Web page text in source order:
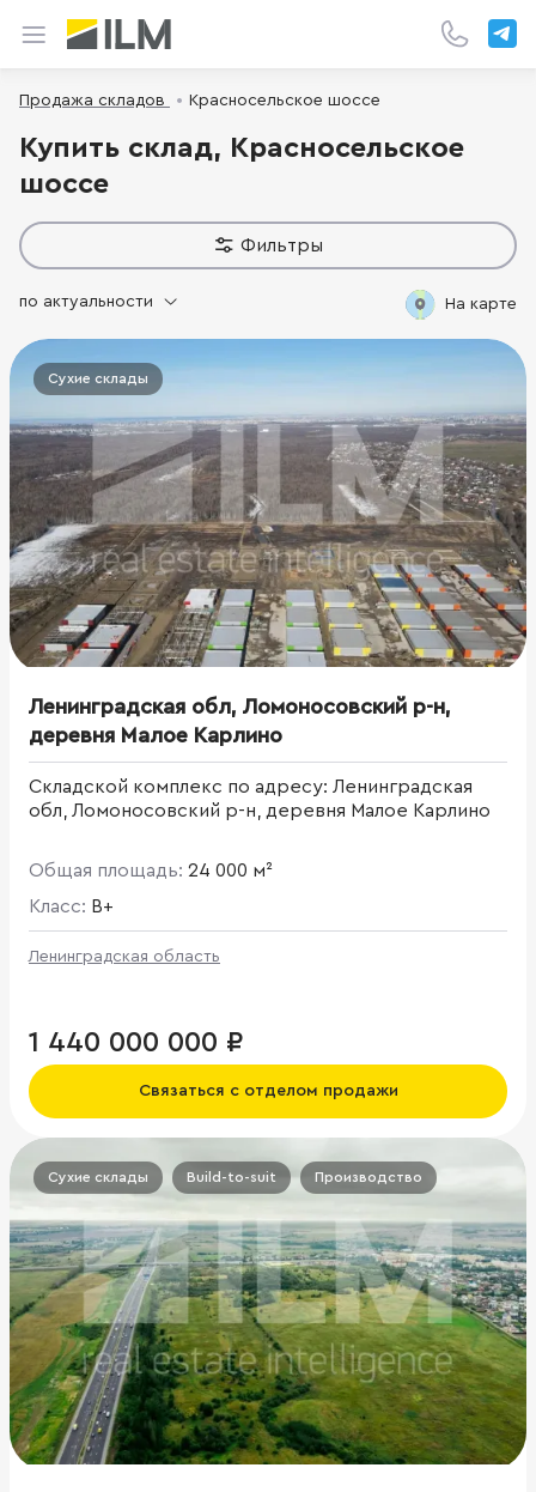
Продажа складов Красносельское шоссе
Купить склад, Красносельское
шоссе
Фильтры
На карте
по актуальности
Сухие склады
Ленинградская обл, Ломоносовский р-н,
деревня Малое Карлино
Складской комплекс по адресу: Ленинградская
обл, Ломоносовский р-н, деревня Малое Карлино
Общая площадь: 24 000 м²
Класс: B+
Ленинградская область
1 440 000 000 ₽
Связаться с отделом продажи
Сухие склады Build-to-suit Производство